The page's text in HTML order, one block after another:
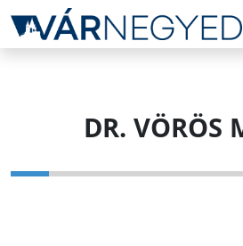
DR. VÖRÖS